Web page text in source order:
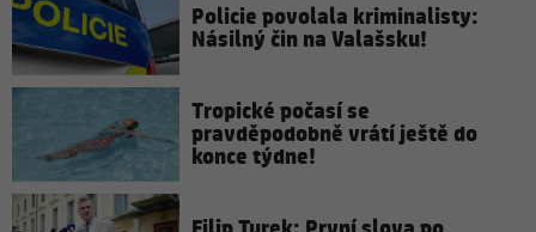
Policie povolala kriminalisty:
Násilný čin na Valašsku!
Tropické počasí se
pravděpodobně vrátí ještě do
konce týdne!